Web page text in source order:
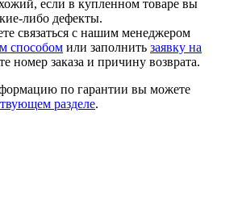
если в купленном товаре вы
либо дефекты.
связаться с нашим менеджером
способом или заполнить заявку на
номер заказа и причину возврата.
по гарантии вы можете
разделе.